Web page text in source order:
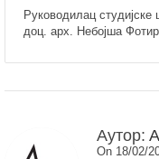
Руководилац студијске
доц. арх. Небојша
Аутор:
On 18/02/